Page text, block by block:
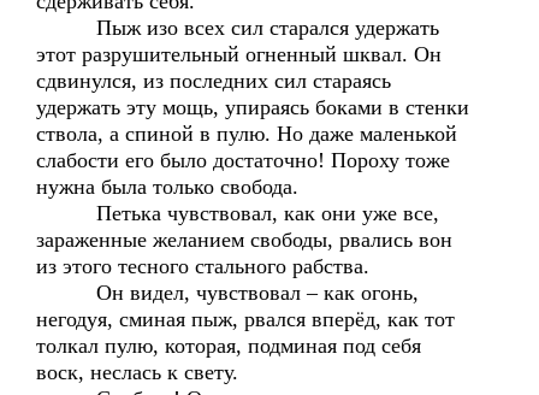
Пыж изо всех сил старался удержать
этот разрушительный огненный шквал. Он
сдвинулся, из последних сил стараясь
удержать эту мощь, упираясь боками в стенки
ствола, а спиной в пулю. Но даже маленькой
слабости его было достаточно! Пороху тоже
нужна была только свобода.
Петька чувствовал, как они уже все,
зараженные желанием свободы, рвались вон
из этого тесного стального рабства.
Он видел, чувствовал – как огонь,
негодуя, сминая пыж, рвался вперёд, как тот
толкал пулю, которая, подминая под себя
воск, неслась к свету.